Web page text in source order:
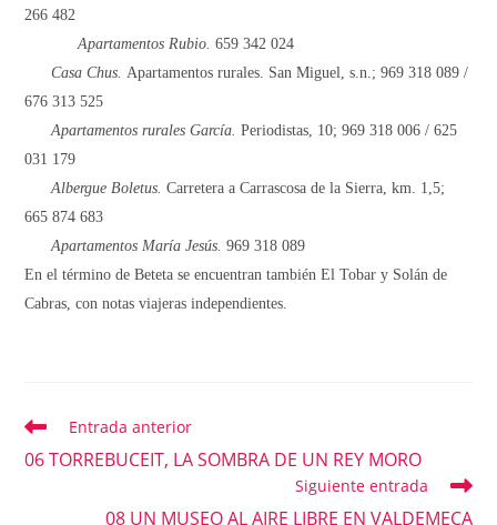
266 482
Apartamentos Rubio. 659 342 024
Casa Chus.Apartamentos rurales. San Miguel, s.n.; 969 318 089 /
676 313 525
Apartamentos rurales García.Periodistas, 10; 969 318 006 / 625
031 179
Albergue Boletus.Carretera a Carrascosa de la Sierra, km. 1,5;
665 874 683
Apartamentos María Jesús.969 318 089
En el término de Beteta se encuentran también El Tobar y Solán de
Cabras, con notas viajeras independientes.
Leer
artículos
Entrada anterior
06 TORREBUCEIT, LA SOMBRA DE UN REY MORO
Siguiente entrada
08 UN MUSEO AL AIRE LIBRE EN VALDEMECA